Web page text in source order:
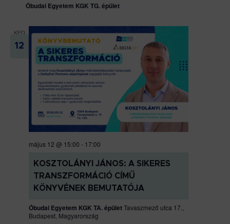
Óbudai Egyetem KGK TG. épület
KED
12
május 12 @ 15:00 - 17:00
KOSZTOLÁNYI JÁNOS: A SIKERES
TRANSZFORMÁCIÓ CÍMŰ
KÖNYVÉNEK BEMUTATÓJA
Óbudai Egyetem KGK TA. épületTavaszmező utca 17.,
Budapest, Magyarország